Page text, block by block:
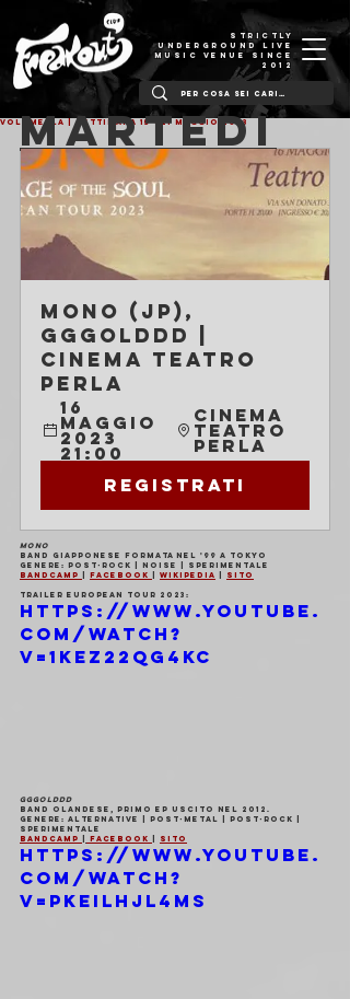
STRICTLY
UNDERGROUND LIVE
MUSIC VENUE SINCE
2012
VOLUMELLA | SETTIMANA 15 - 21 MAGGIO 2023
MARTEDÌ
Mono (JP),
GGGOLDDD |
Cinema Teatro
Perla
16
maggio
2023
21:00
Cinema
Teatro
Perla
Registrati
MONO
Band giapponese formata nel '99 a Tokyo
Genere: post-rock | noise | sperimentale
Bandcamp
Facebook Wikipedia
Sito
Trailer european tour 2023:
https://www.youtube.
com/watch?
v=1Kez22qg4kc
GGGOLDDD
Band olandese, primo ep uscito nel 2012.
Genere: alternative | post-metal | post-rock |
sperimentale
Bandcamp
Facebook Sito
https://www.youtube.
com/watch?
v=pKEIlHjL4ms